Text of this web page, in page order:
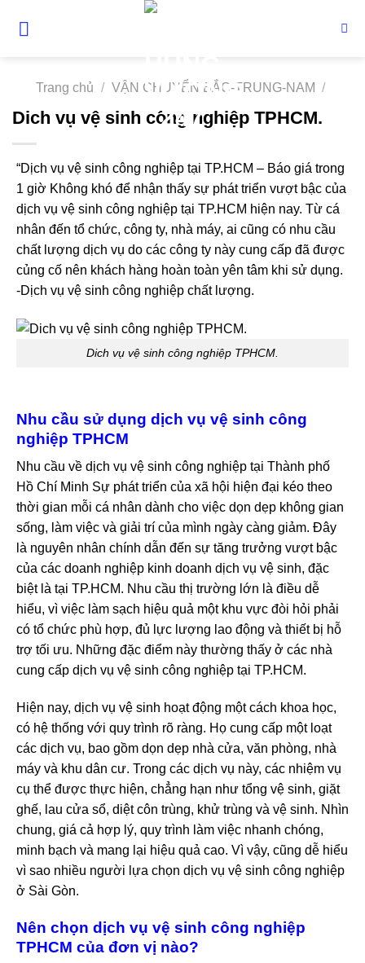
Trang chủ / VẬN CHUYỂN BẮC-TRUNG-NAM /
Dich vụ vệ sinh công nghiệp TPHCM.
“Dịch vụ vệ sinh công nghiệp tại TP.HCM – Báo giá trong
1 giờ Không khó để nhận thấy sự phát triển vượt bậc của
dịch vụ vệ sinh công nghiệp tại TP.HCM hiện nay. Từ cá
nhân đến tổ chức, công ty, nhà máy, ai cũng có nhu cầu
chất lượng dịch vụ do các công ty này cung cấp đã được
củng cố nên khách hàng hoàn toàn yên tâm khi sử dụng.
-Dịch vụ vệ sinh công nghiệp chất lượng.
Dich vụ vệ sinh công nghiệp TPHCM.
Nhu cầu sử dụng dịch vụ vệ sinh công
nghiệp TPHCM
Nhu cầu về dịch vụ vệ sinh công nghiệp tại Thành phố
Hồ Chí Minh Sự phát triển của xã hội hiện đại kéo theo
thời gian mỗi cá nhân dành cho việc dọn dẹp không gian
sống, làm việc và giải trí của mình ngày càng giảm. Đây
là nguyên nhân chính dẫn đến sự tăng trưởng vượt bậc
của các doanh nghiệp kinh doanh dịch vụ vệ sinh, đặc
biệt là tại TP.HCM. Nhu cầu thị trường lớn là điều dễ
hiểu, vì việc làm sạch hiệu quả một khu vực đòi hỏi phải
có tổ chức phù hợp, đủ lực lượng lao động và thiết bị hỗ
trợ tối ưu. Những đặc điểm này thường thấy ở các nhà
cung cấp dịch vụ vệ sinh công nghiệp tại TP.HCM.
Hiện nay, dịch vụ vệ sinh hoạt động một cách khoa học,
có hệ thống với quy trình rõ ràng. Họ cung cấp một loạt
các dịch vụ, bao gồm dọn dẹp nhà cửa, văn phòng, nhà
máy và khu dân cư. Trong các dịch vụ này, các nhiệm vụ
cụ thể được thực hiện, chẳng hạn như tổng vệ sinh, giặt
ghế, lau cửa sổ, diệt côn trùng, khử trùng và vệ sinh. Nhìn
chung, giá cả hợp lý, quy trình làm việc nhanh chóng,
minh bạch và mang lại hiệu quả cao. Vì vậy, cũng dễ hiểu
vì sao nhiều người lựa chọn dịch vụ vệ sinh công nghiệp
ở Sài Gòn.
Nên chọn dịch vụ vệ sinh công nghiệp
TPHCM của đơn vị nào?